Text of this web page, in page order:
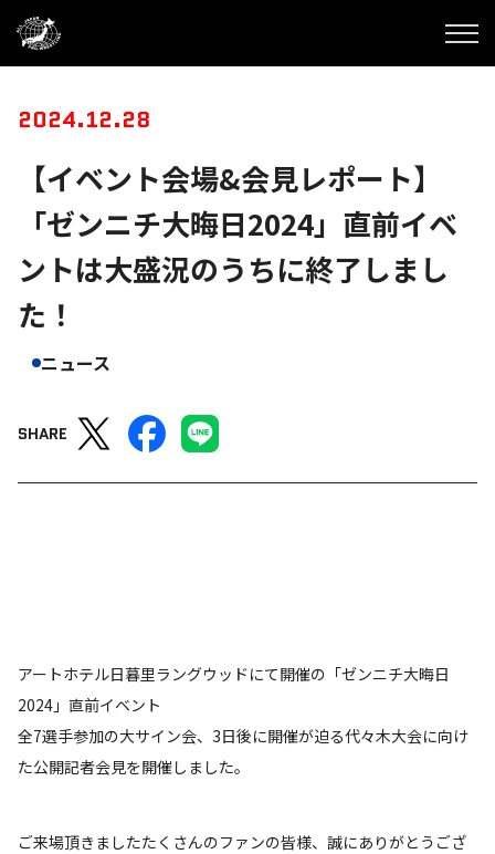
2024.12.28
【イベント会場&会見レポート】
「ゼンニチ大晦日2024」直前イベ
ントは大盛況のうちに終了しまし
た！
ニュース
SHARE
アートホテル日暮里ラングウッドにて開催の「ゼンニチ大晦日
2024」直前イベント
全7選手参加の大サイン会、3日後に開催が迫る代々木大会に向け
た公開記者会見を開催しました。
ご来場頂きましたたくさんのファンの皆様、誠にありがとうござ